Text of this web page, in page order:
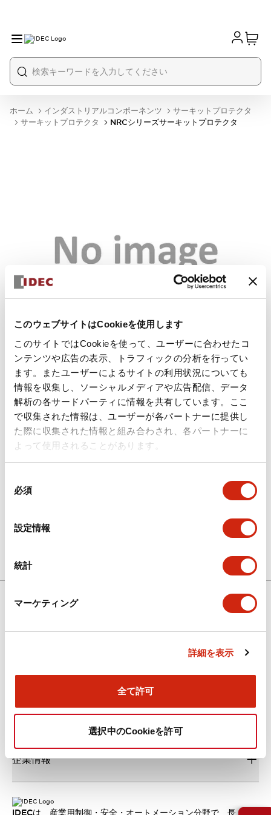
このウェブサイトはCookieを使用します
このサイトではCookieを使って、ユーザーに合わせたコ
ンテンツや広告の表示、トラフィックの分析を行ってい
ます。またユーザーによるサイトの利用状況についても
情報を収集し、ソーシャルメディアや広告配信、データ
解析の各サードパーティに情報を共有しています。ここ
で収集された情報は、ユーザーが各パートナーに提供し
た際に収集された情報と組み合わされ、各パートナーに
よって使用されることがあります。
必須
設定情報
統計
マーケティング
詳細を表示
全て許可
選択中のCookieを許可
ホーム インダストリアルコンポーネンツ
サーキットプロテクタ
サーキットプロテクタ
NRCシリーズサーキットプロテクタ
NRCシリーズサーキットプロテクタ
2014年9月30日販売中止。＜推奨代替品：NC1V形サーキットプ
サポート
企業情報
IDECは、産業用制御・安全・オートメーション分野で、長